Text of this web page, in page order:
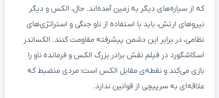
که از سیاره‌های دیگر به زمین آمده‌اند. حال، الکس و دیگر
نیروهای ارتش، باید با استفاده از ناو جنگی و استراتژی‌های
نظامی، در برابر این دشمن پیشرفته مقاومت کنند. الکساندر
اسکاشگورد در فیلم نقش برادر بزرگ الکس و فرمانده ناو را
بازی می‌کند و نقطه‌ی مقابل الکس است؛ مردی منضبط که
علاقه‌ای به سرپیچی از قوانین ندارد.